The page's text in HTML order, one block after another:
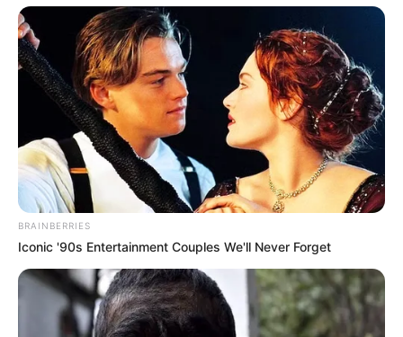
BRAINBERRIES
Iconic '90s Entertainment Couples We'll Never Forget